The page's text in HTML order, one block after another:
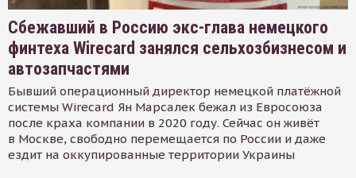
Сбежавший в Россию экс-глава немецкого
финтеха Wirecard занялся сельхозбизнесом и
автозапчастями
Бывший операционный директор немецкой платёжной
системы Wirecard Ян Марсалек бежал из Евросоюза
после краха компании в 2020 году. Сейчас он живёт
в Москве, свободно перемещается по России и даже
ездит на оккупированные территории Украины